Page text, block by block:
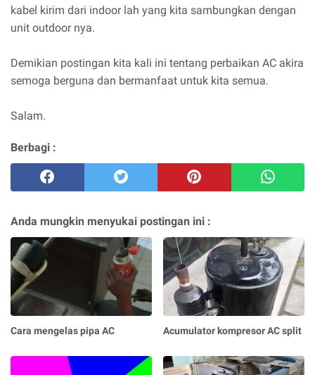
kabel kirim dari indoor lah yang kita sambungkan dengan
unit outdoor nya.
Demikian postingan kita kali ini tentang perbaikan AC akira
semoga berguna dan bermanfaat untuk kita semua.
Salam.
Berbagi :
Anda mungkin menyukai postingan ini :
Cara mengelas pipa AC Acumulator kompresor AC split